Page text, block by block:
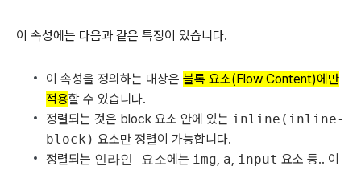
이 속성에는 다음과 같은 특징이 있습니다.
이 속성을 정의하는 대상은 블록 요소(Flow Content)에만
적용할 수 있습니다.
정렬되는 것은 block 요소 안에 있는 inline(inline-
block) 요소만 정렬이 가능합니다.
정렬되는 인라인 요소에는 img a input 요소 등.. 이